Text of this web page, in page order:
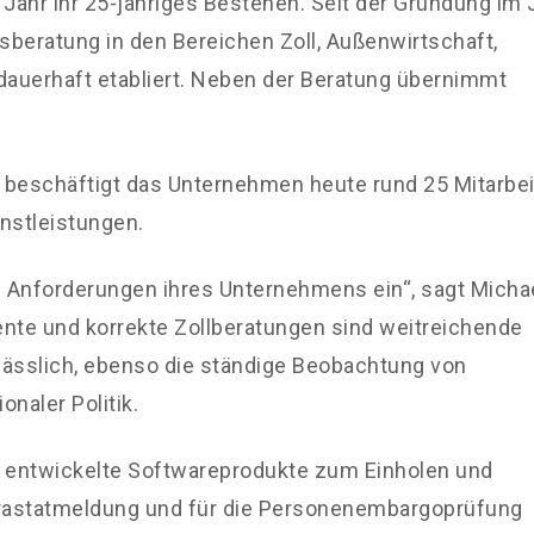
in den Bereichen Zoll, Außenwirtschaft,
etabliert. Neben der Beratung übernimmt
das Unternehmen heute rund 25
ihres Unternehmens ein“, sagt
und korrekte Zollberatungen sind weitreichende
ebenso die ständige Beobachtung von
Politik.
Softwareprodukte zum Einholen und
und für die Personenembargoprüfung